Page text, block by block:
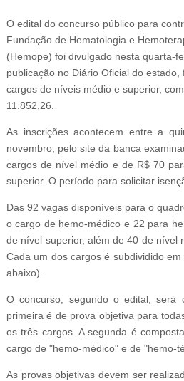
O edital do concurso público para
Fundação de Hematologia e
(Hemope) foi divulgado nesta quarta-
publicação no Diário Oficial do
cargos de níveis médio e superior,
11.852,26.
As inscrições acontecem entre a
novembro, pelo site da banca
cargos de nível médio e de R$ 70
superior. O período para solicitar
Das 92 vagas disponíveis para o
o cargo de hemo-médico e 22 para
de nível superior, além de 40 de nível
Cada um dos cargos é subdividido
abaixo).
O concurso, segundo o edital, será
primeira é de prova objetiva para
os três cargos. A segunda é
cargo de "hemo-médico" e de "hemo-
As provas objetivas devem ser